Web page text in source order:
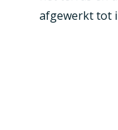
afgewerkt tot